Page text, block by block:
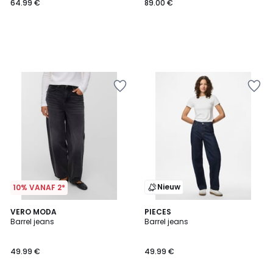
64.99 € 89.00 €
10% VANAF 2*
VERO MODA
Barrel jeans
49.99 €
Nieuw
PIECES
Barrel jeans
49.99 €